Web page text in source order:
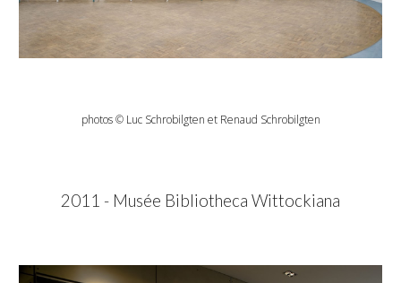
photos © Luc Schrobilgten et Renaud Schrobilgten
201 1 - Musée Bibliotheca Wittockiana